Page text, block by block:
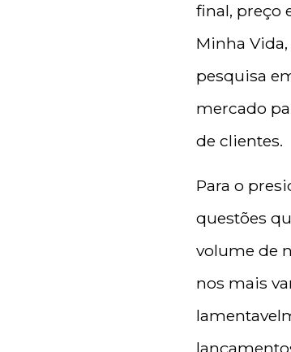
final, preço
Minha
pesquisa
mercado
de clientes.
Para o
questões
volume de
nos mais